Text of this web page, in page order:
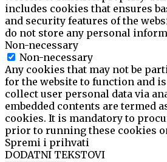
includes cookies that ensures
and security features of the
do not store any personal
Non-necessary
Non-necessary
Any cookies that may not be
for the website to function and
collect user personal data via
embedded contents are termed
cookies. It is mandatory to
prior to running these cookies
Spremi i prihvati
DODATNI TEKSTOVI